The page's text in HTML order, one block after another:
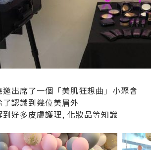
邀出席了一個「美肌狂想曲」小聚會
了認識到幾位美眉外
到好多皮膚護理, 化妝品等知識